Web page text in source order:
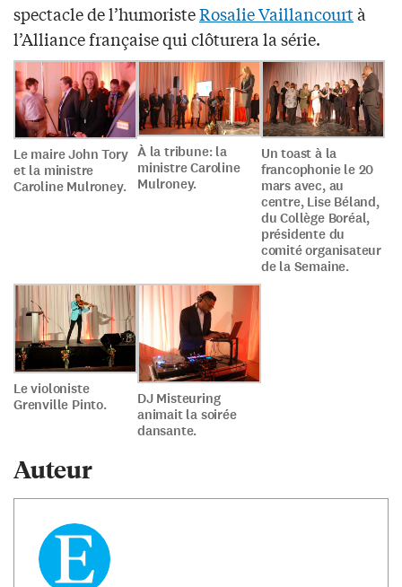
spectacle de l’humoristeRosalie Vaillancourtà
l’Alliance française qui clôturera la série.
Le maire John Tory
et la ministre
Caroline Mulroney.
À la tribune: la
ministre Caroline
Mulroney.
Un toast à la
francophonie le 20
mars avec, au
centre, Lise Béland,
du Collège Boréal,
présidente du
comité organisateur
de la Semaine.
Le violoniste
Grenville Pinto.
DJ Misteuring
animait la soirée
dansante.
Auteur